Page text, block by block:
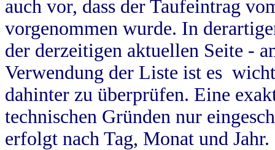
auch vor, dass der Taufeintrag
vorgenommen wurde. In
der derzeitigen aktuellen Seite -
Verwendung der Liste ist es
dahinter zu überprüfen. Eine
technischen Gründen nur
erfolgt nach Tag, Monat und Jahr.